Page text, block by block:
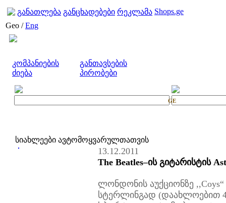
განათლება განცხადებები რეკლამა Shops.ge
Geo /Eng
კომპანიების
ძიება
განთავსების
პირობები
GE
სიახლეები ავტომოყვარულთათვის
13.12.2011
The Beatles–ის გიტარისტის
ლონდონის აუქციონზე ,,Coys“
სტერლინგად (დაახლოებით